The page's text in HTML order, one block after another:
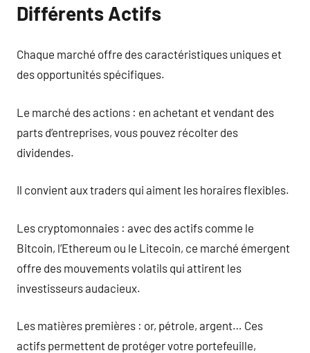
Différents Actifs
Chaque marché offre des caractéristiques uniques et
des opportunités spécifiques.
Le marché des actions : en achetant et vendant des
parts d’entreprises, vous pouvez récolter des
dividendes.
Il convient aux traders qui aiment les horaires flexibles.
Les cryptomonnaies : avec des actifs comme le
Bitcoin, l’Ethereum ou le Litecoin, ce marché émergent
offre des mouvements volatils qui attirent les
investisseurs audacieux.
Les matières premières : or, pétrole, argent… Ces
actifs permettent de protéger votre portefeuille,